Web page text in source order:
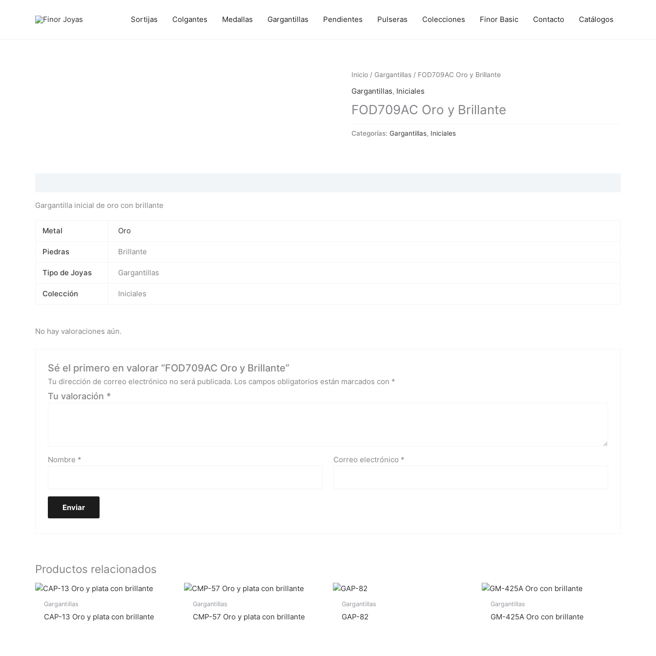
Sortijas Colgantes Medallas Gargantillas Pendientes Pulseras Colecciones Finor Basic Contacto Catálogos
Inicio / Gargantillas / FOD709AC Oro y Brillante
Gargantillas, Iniciales
FOD709AC Oro y Brillante
Categorías: Gargantillas, Iniciales
Gargantilla inicial de oro con brillante
Metal Oro
Piedras Brillante
Tipo de Joyas Gargantillas
Colección Iniciales
No hay valoraciones aún.
Sé el primero en valorar “FOD709AC Oro y Brillante”
Tu dirección de correo electrónico no será publicada. Los campos obligatorios están marcados con *
Tu valoración *
Nombre * Correo electrónico *
Productos relacionados
Gargantillas
CAP-13 Oro y plata con brillante
Gargantillas
CMP-57 Oro y plata con brillante
Gargantillas
GAP-82
Gargantillas
GM-425A Oro con brillante